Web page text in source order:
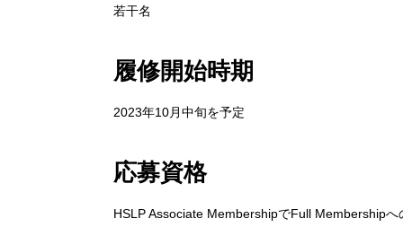
若干名
履修開始時期
2023年10月中旬を予定
応募資格
HSLP Associate MembershipでFull Membership